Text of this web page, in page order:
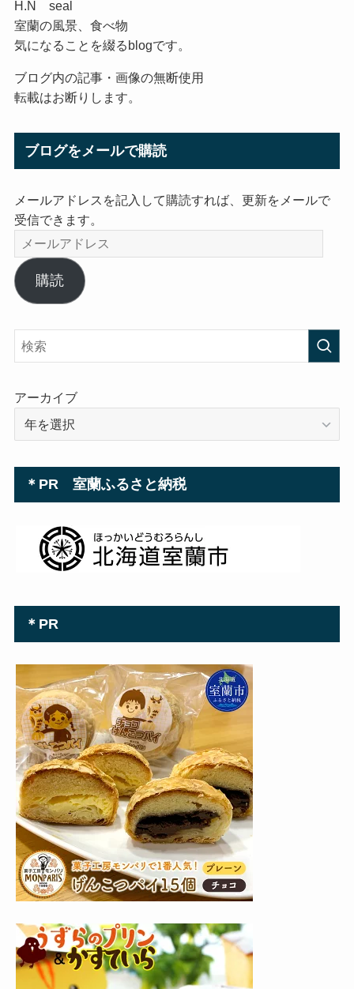
H.N seal
室蘭の風景、食べ物
気になることを綴るblogです。
ブログ内の記事・画像の無断使用
転載はお断りします。
ブログをメールで購読
メールアドレスを記入して購読すれば、更新をメールで
受信できます。
メ
ー
ル
ア
レ
ス
購読
アーカイブ
＊PR 室蘭ふるさと納税
＊PR